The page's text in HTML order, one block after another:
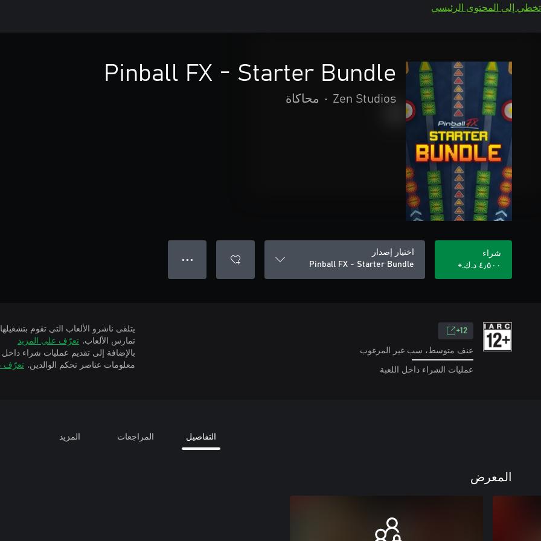
تخطي إلى المحتوى الرئيسي
Pinball FX - Starter Bundle
Zen Studios
• محاكاة
شراء
٤٫٥٠٠ د.ك.‏+
اختيار إصدار
Pinball FX - Starter Bundle
● ● ●
12+
عنف متوسط، سب غير المرغوب
عمليات الشراء داخل اللعبة
تمارس الألعاب. تعرّف على المزيد
بالإضافة إلى تقديم عمليات شراء داخل
معلومات عناصر تحكم الوالدين. تعرّف
التفاصيل المراجعات المزيد
المعرض